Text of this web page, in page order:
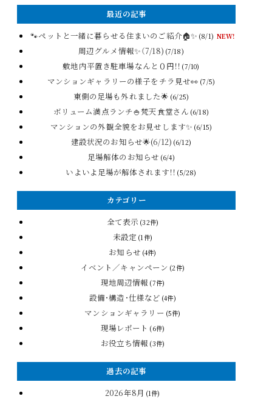
最近の記事
🐾ペットと一緒に暮らせる住まいのご紹介🏠✨ (8/1) NEW!
周辺グルメ情報✨（7/18) (7/18)
敷地内平置き駐車場なんと０円！！ (7/10)
マンションギャラリーの様子をチラ見せ👀 (7/5)
東側の足場も外れました🌟 (6/25)
ボリューム満点ランチ🍚梵天食堂さん (6/18)
マンションの外観全貌をお見せします✨ (6/15)
建設状況のお知らせ🌟(6/12) (6/12)
足場解体のお知らせ (6/4)
いよいよ足場が解体されます！！ (5/28)
カテゴリー
全て表示 (32件)
未設定 (1件)
お知らせ (4件)
イベント／キャンペーン (2件)
現地周辺情報 (7件)
設備・構造・仕様など (4件)
マンションギャラリー (5件)
現場レポート (6件)
お役立ち情報 (3件)
過去の記事
2026年8月 (1件)